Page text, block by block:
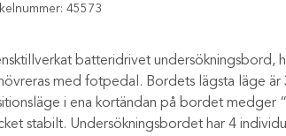
45573
batteridrivet undersökningsbord,
med fotpedal. Bordets lägsta läge
i ena kortändan på bordet medger
stabilt. Undersökningsbordet har 4